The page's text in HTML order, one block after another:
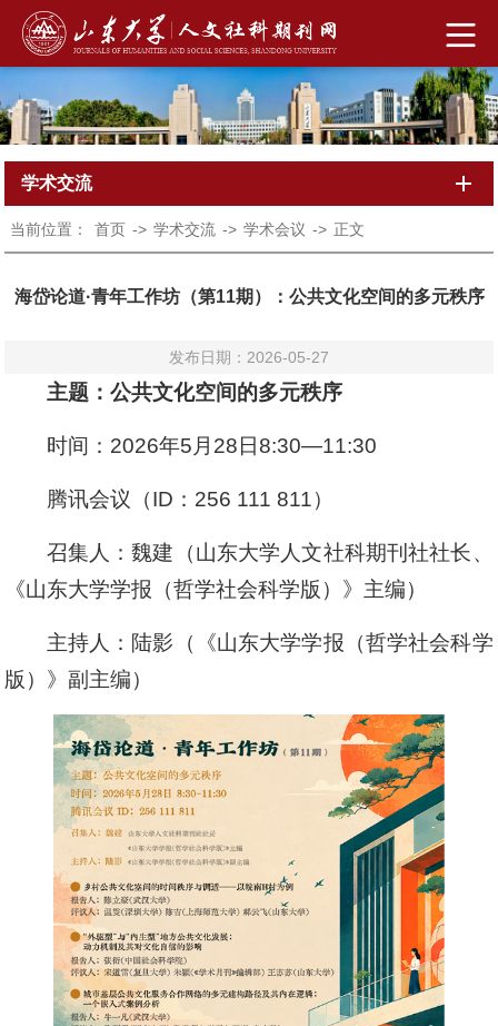
学术交流
当前位置： 首页 -> 学术交流 -> 学术会议 -> 正文
海岱论道·青年工作坊（第11期）：公共文化空间的多元秩序
发布日期：2026-05-27
主题：公共文化空间的多元秩序
时间：2026年5月28日8:30—11:30
腾讯会议（ID：256 111 811）
召集人：魏建（山东大学人文社科期刊社社长、
《山东大学学报（哲学社会科学版）》主编）
主持人：陆影（《山东大学学报（哲学社会科学
版）》副主编）